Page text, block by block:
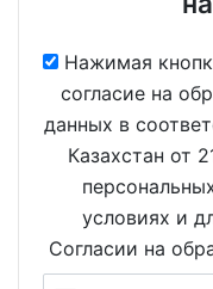
Нажимая
согласие на
данных в
Казахстан от
условиях и
Согласии на